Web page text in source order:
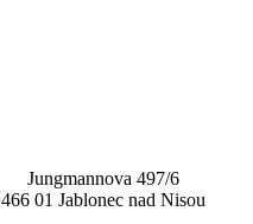
Jungmannova 497/6
466 01 Jablonec nad Nisou